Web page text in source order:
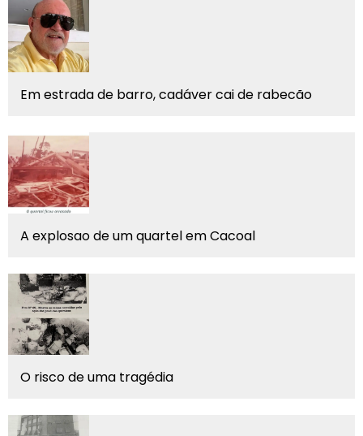
Em estrada de barro, cadáver cai de rabecão
A explosao de um quartel em Cacoal
O risco de uma tragédia